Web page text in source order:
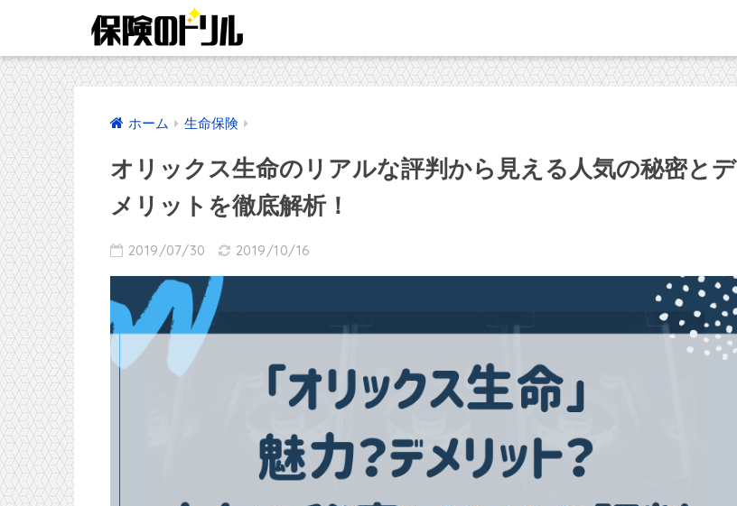
ホーム 生命保険
オリックス生命のリアルな評判から見える人気の秘密とデ
メリットを徹底解析！
2019/07/30 2019/10/16